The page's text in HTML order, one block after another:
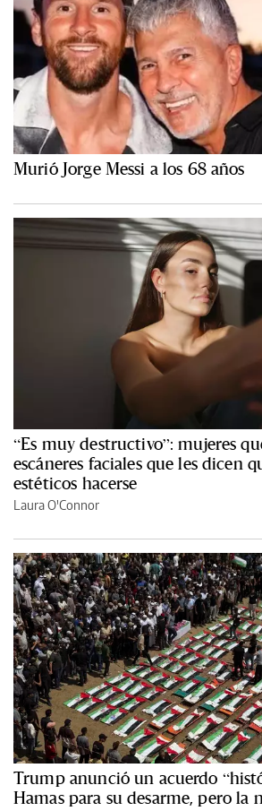
Murió Jorge Messi a los 68 años
“Es muy destructivo”: mujeres
escáneres faciales que les dicen
estéticos hacerse
Laura O'Connor
Trump anunció un acuerdo
Hamas para su desarme, pero la